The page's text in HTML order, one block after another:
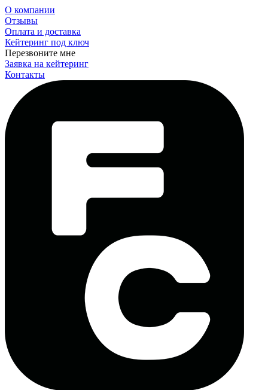
О компании
Отзывы
Оплата и доставка
Кейтеринг под ключ
Перезвоните мне
Заявка на кейтеринг
Контакты